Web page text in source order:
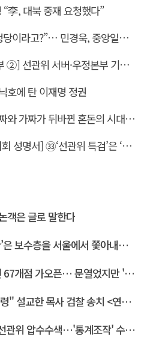
李, 대북 중재 요청했다”
“자유와혁신이 극우정당이라고?”… 민경욱, 중앙일보 직격
[부정선거 특검법 해부 ②] 선관위 서버·우정본부 기록까지…‘증거를 끌어오는 칼’
호에 탄 이재명 정권
[박필규 안보칼럼] 진짜와 가짜가 뒤바뀐 혼돈의 시대, 안보 파탄은 막아야
[서버까 육사구국동지회 성명서] ㉝‘선관위 특검’은 ‘부정선거 특검’으로 명명하고 박주현 변호사를 ‘특검’으로 임명하라!
객은 글로 말한다
수층을 서울에서 쫓아내려는 계획
점 가오픈… 문열었지만 '텅빈 매대'
교한 목사 검찰 송치 <연합뉴스>
위 압수수색…'통계조작' 수사확대